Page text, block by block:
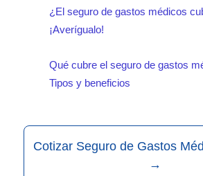
¿El seguro de gastos médicos
¡Averígualo!
Qué cubre el seguro de gastos
Tipos y beneficios
Cotizar Seguro de Gastos
→